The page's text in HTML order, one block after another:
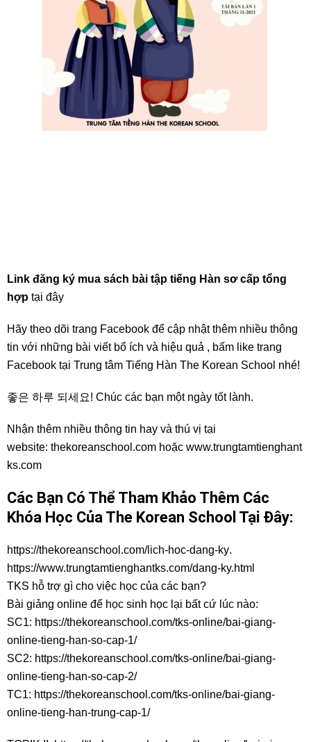
Link đăng ký mua sách bài tập tiếng Hàn sơ cấp tổng
hợp tại đây
Hãy theo dõi trang Facebook để cập nhật thêm nhiều thông
tin với những bài viết bổ ích và hiệu quả , bấm like trang
Facebook tại Trung tâm Tiếng Hàn The Korean School nhé!
좋은 하루 되세요! Chúc các bạn một ngày tốt lành.
Nhận thêm nhiều thông tin hay và thú vị tại
website: thekoreanschool.com hoặc www.trungtamtienghant
ks.com
Các Bạn Có Thể Tham Khảo Thêm Các
Khóa Học Của The Korean School Tại Đây:
https://thekoreanschool.com/lich-hoc-dang-ky.
https://www.trungtamtienghantks.com/dang-ky.html
TKS hỗ trợ gì cho việc học của các bạn?
Bài giảng online để học sinh học lại bất cứ lúc nào:
SC1: https://thekoreanschool.com/tks-online/bai-giang-
online-tieng-han-so-cap-1/
SC2: https://thekoreanschool.com/tks-online/bai-giang-
online-tieng-han-so-cap-2/
TC1: https://thekoreanschool.com/tks-online/bai-giang-
online-tieng-han-trung-cap-1/